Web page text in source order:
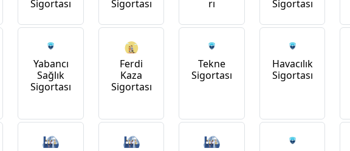
Sigortası
Sigortası
rı
Sigortası
Yabancı
Sağlık
Sigortası
Ferdi
Kaza
Sigortası
Tekne
Sigortası
Havacılık
Sigortası